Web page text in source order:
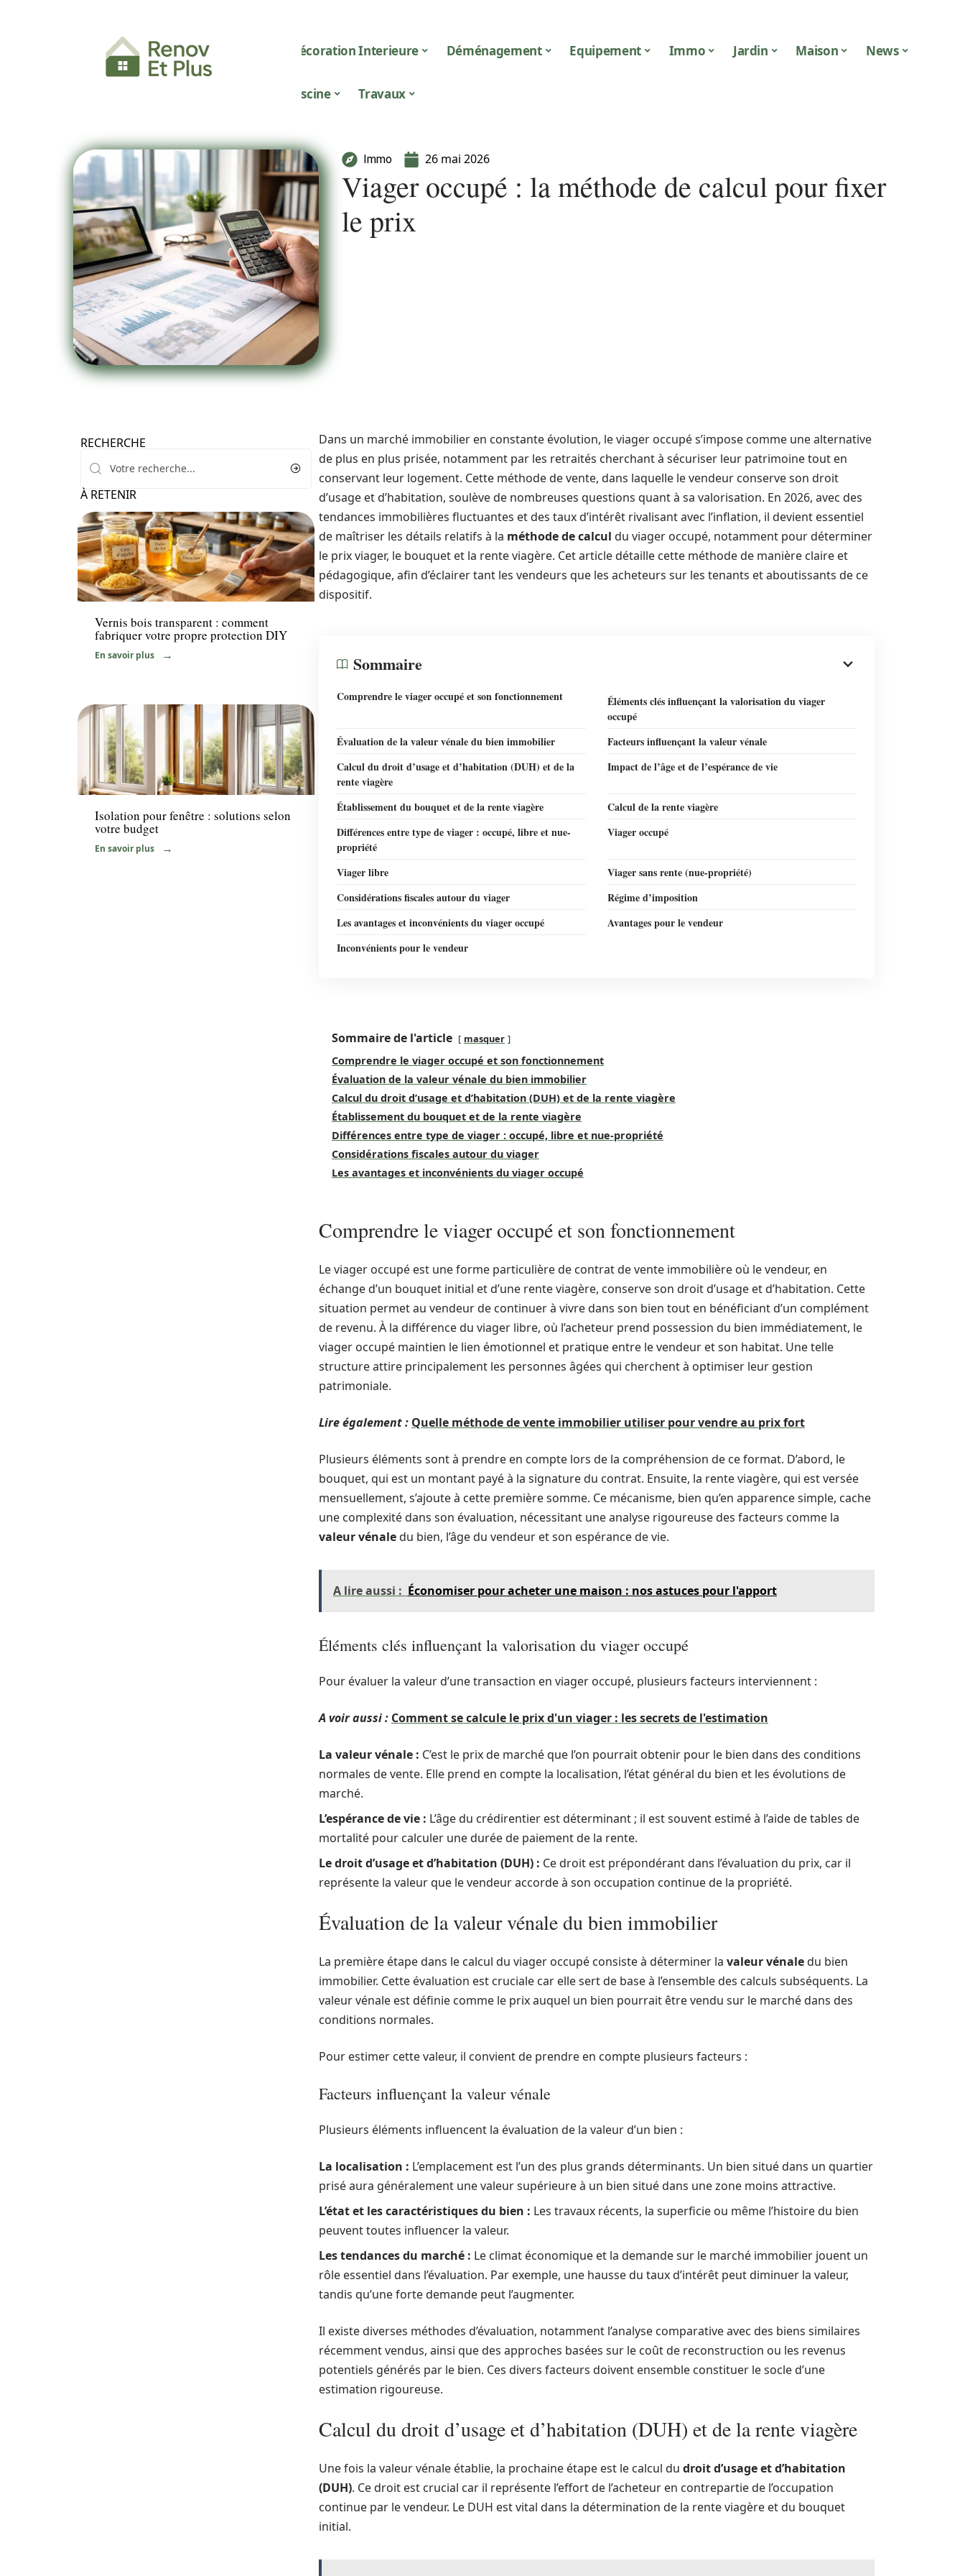
Décoration Interieure Déménagement Equipement Immo Jardin Maison News
Piscine Travaux
Immo 26 mai 2026
Viager occupé : la méthode de calcul pour fixer
le prix
RECHERCHE
À RETENIR
News
Vernis bois transparent : comment
fabriquer votre propre protection DIY
En savoir plus
Travaux
Isolation pour fenêtre : solutions selon
votre budget
En savoir plus
Dans un marché immobilier en constante évolution, le viager occupé s’impose comme une alternative
de plus en plus prisée, notamment par les retraités cherchant à sécuriser leur patrimoine tout en
conservant leur logement. Cette méthode de vente, dans laquelle le vendeur conserve son droit
d’usage et d’habitation, soulève de nombreuses questions quant à sa valorisation. En 2026, avec des
tendances immobilières fluctuantes et des taux d’intérêt rivalisant avec l’inflation, il devient essentiel
de maîtriser les détails relatifs à la méthode de calcul du viager occupé, notamment pour déterminer
le prix viager, le bouquet et la rente viagère. Cet article détaille cette méthode de manière claire et
pédagogique, afin d’éclairer tant les vendeurs que les acheteurs sur les tenants et aboutissants de ce
dispositif.
Sommaire
Comprendre le viager occupé et son fonctionnement
Éléments clés influençant la valorisation du viager
occupé
Évaluation de la valeur vénale du bien immobilier
Facteurs influençant la valeur vénale
Calcul du droit d’usage et d’habitation (DUH) et de la
rente viagère
Impact de l’âge et de l’espérance de vie
Établissement du bouquet et de la rente viagère
Calcul de la rente viagère
Différences entre type de viager : occupé, libre et nue-
propriété
Viager occupé
Viager libre
Viager sans rente (nue-propriété)
Considérations fiscales autour du viager
Régime d’imposition
Les avantages et inconvénients du viager occupé
Avantages pour le vendeur
Inconvénients pour le vendeur
Sommaire de l'article masquer
Comprendre le viager occupé et son fonctionnement
Évaluation de la valeur vénale du bien immobilier
Calcul du droit d’usage et d’habitation (DUH) et de la rente viagère
Établissement du bouquet et de la rente viagère
Différences entre type de viager : occupé, libre et nue-propriété
Considérations fiscales autour du viager
Les avantages et inconvénients du viager occupé
Comprendre le viager occupé et son fonctionnement
Le viager occupé est une forme particulière de contrat de vente immobilière où le vendeur, en
échange d’un bouquet initial et d’une rente viagère, conserve son droit d’usage et d’habitation. Cette
situation permet au vendeur de continuer à vivre dans son bien tout en bénéficiant d’un complément
de revenu. À la différence du viager libre, où l’acheteur prend possession du bien immédiatement, le
viager occupé maintien le lien émotionnel et pratique entre le vendeur et son habitat. Une telle
structure attire principalement les personnes âgées qui cherchent à optimiser leur gestion
patrimoniale.
Lire également : Quelle méthode de vente immobilier utiliser pour vendre au prix fort
Plusieurs éléments sont à prendre en compte lors de la compréhension de ce format. D’abord, le
bouquet, qui est un montant payé à la signature du contrat. Ensuite, la rente viagère, qui est versée
mensuellement, s’ajoute à cette première somme. Ce mécanisme, bien qu’en apparence simple, cache
une complexité dans son évaluation, nécessitant une analyse rigoureuse des facteurs comme la
valeur vénaledu bien, l’âge du vendeur et son espérance de vie.
A lire aussi : Économiser pour acheter une maison : nos astuces pour l'apport
Éléments clés influençant la valorisation du viager occupé
Pour évaluer la valeur d’une transaction en viager occupé, plusieurs facteurs interviennent :
A voir aussi : Comment se calcule le prix d'un viager : les secrets de l'estimation
La valeur vénale : C’est le prix de marché que l’on pourrait obtenir pour le bien dans des conditions
normales de vente. Elle prend en compte la localisation, l’état général du bien et les évolutions de
marché.
L’espérance de vie : L’âge du crédirentier est déterminant ; il est souvent estimé à l’aide de tables de
mortalité pour calculer une durée de paiement de la rente.
Le droit d’usage et d’habitation (DUH) : Ce droit est prépondérant dans l’évaluation du prix, car il
représente la valeur que le vendeur accorde à son occupation continue de la propriété.
Évaluation de la valeur vénale du bien immobilier
La première étape dans le calcul du viager occupé consiste à déterminer la valeur vénaledu bien
immobilier. Cette évaluation est cruciale car elle sert de base à l’ensemble des calculs subséquents. La
valeur vénale est définie comme le prix auquel un bien pourrait être vendu sur le marché dans des
conditions normales.
Pour estimer cette valeur, il convient de prendre en compte plusieurs facteurs :
Facteurs influençant la valeur vénale
Plusieurs éléments influencent la évaluation de la valeur d’un bien :
La localisation : L’emplacement est l’un des plus grands déterminants. Un bien situé dans un quartier
prisé aura généralement une valeur supérieure à un bien situé dans une zone moins attractive.
L’état et les caractéristiques du bien : Les travaux récents, la superficie ou même l’histoire du bien
peuvent toutes influencer la valeur.
Les tendances du marché : Le climat économique et la demande sur le marché immobilier jouent un
rôle essentiel dans l’évaluation. Par exemple, une hausse du taux d’intérêt peut diminuer la valeur,
tandis qu’une forte demande peut l’augmenter.
Il existe diverses méthodes d’évaluation, notamment l’analyse comparative avec des biens similaires
récemment vendus, ainsi que des approches basées sur le coût de reconstruction ou les revenus
potentiels générés par le bien. Ces divers facteurs doivent ensemble constituer le socle d’une
estimation rigoureuse.
Calcul du droit d’usage et d’habitation (DUH) et de la rente viagère
Une fois la valeur vénale établie, la prochaine étape est le calcul du droit d’usage et d’habitation
(DUH). Ce droit est crucial car il représente l’effort de l’acheteur en contrepartie de l’occupation
continue par le vendeur. Le DUH est vital dans la détermination de la rente viagère et du bouquet
initial.